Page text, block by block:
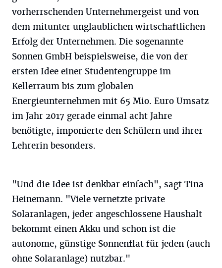
vorherrschenden Unternehmergeist und von
dem mitunter unglaublichen wirtschaftlichen
Erfolg der Unternehmen. Die sogenannte
Sonnen GmbH beispielsweise, die von der
ersten Idee einer Studentengruppe im
Kellerraum bis zum globalen
Energieunternehmen mit 65 Mio. Euro Umsatz
im Jahr 2017 gerade einmal acht Jahre
benötigte, imponierte den Schülern und ihrer
Lehrerin besonders.
"Und die Idee ist denkbar einfach", sagt Tina
Heinemann. "Viele vernetzte private
Solaranlagen, jeder angeschlossene Haushalt
bekommt einen Akku und schon ist die
autonome, günstige Sonnenflat für jeden (auch
ohne Solaranlage) nutzbar."